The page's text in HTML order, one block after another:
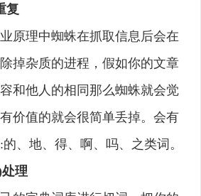
复
原理中蜘蛛在抓取信息后会在
掉杂质的进程，假如你的文章
和他人的相同那么蜘蛛就会觉
价值的就会很简单丢掉。会有
、地、得、啊、吗、之类词。
理